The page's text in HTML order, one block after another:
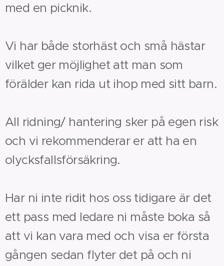
med en picknik.
Vi har både storhäst och små hästar
vilket ger möjlighet att man som
förälder kan rida ut ihop med sitt barn.
All ridning/ hantering sker på egen risk
och vi rekommenderar er att ha en
olycksfallsförsäkring.
Har ni inte ridit hos oss tidigare är det
ett pass med ledare ni måste boka så
att vi kan vara med och visa er första
gången sedan flyter det på och ni